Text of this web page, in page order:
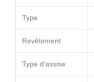
Type
Revêtement
Type d'assise